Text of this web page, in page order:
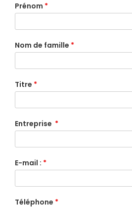
Prénom *
Nom de famille *
Titre *
Entreprise *
E-mail : *
Téléphone *